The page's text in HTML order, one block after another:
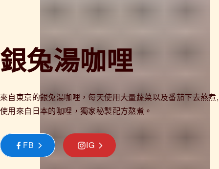
銀兔湯咖哩
來自東京的銀兔湯咖哩，每天使用大量蔬菜以及番茄下去熬煮,
使用來自日本的咖哩，獨家秘製配方熬煮。
FB IG